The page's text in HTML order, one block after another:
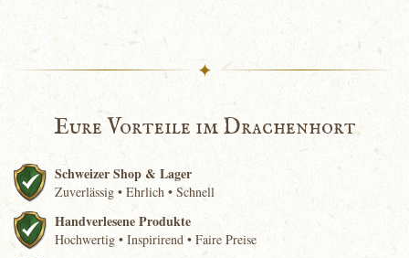
✦
Eure Vorteile im Drachenhort
Schweizer Shop & Lager
Zuverlässig • Ehrlich • Schnell
Handverlesene Produkte
Hochwertig • Inspirirend • Faire Preise